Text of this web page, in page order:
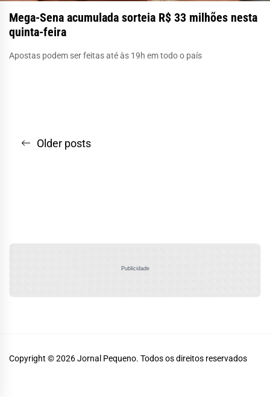
Mega-Sena acumulada sorteia R$ 33 milhões nesta
quinta-feira
Apostas podem ser feitas até às 19h em todo o país
Navegação
Older posts
Publicidade
Copyright © 2026Jornal Pequeno. Todos os direitos reservados